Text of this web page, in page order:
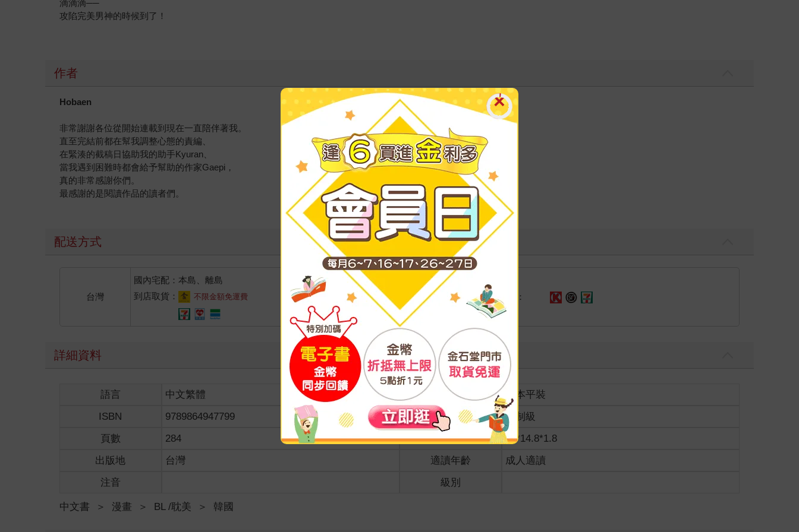
滴滴滴──
攻陷完美男神的時候到了！
作者
Hobaen
非常謝謝各位從開始連載到現在一直陪伴著我。
直至完結前都在幫我調整心態的責編、
在緊湊的截稿日協助我的助手Kyuran、
當我遇到困難時都會給予幫助的作家Gaepi，
真的非常感謝你們。
最感謝的是閱讀作品的讀者們。
配送方式
台灣
國內宅配：本島、離島
到店取貨：
不限金額免運費 海外 港澳店取：
詳細資料
語言 中文繁體 裝訂
紙本平裝
ISBN
9789864947799 分級
限制級
頁數
284 商品規格
21*14.8*1.8
出版地
台灣 適讀年齡
成人適讀
注音
級別
中文書 ＞ 漫畫 ＞ BL /耽美 ＞ 韓國